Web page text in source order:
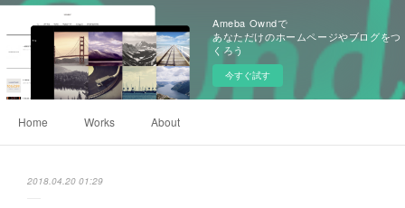
Ameba Owndで
あなただけのホームページやブログをつ
くろう
今すぐ試す
Home Works About
2018.04.20 01:29